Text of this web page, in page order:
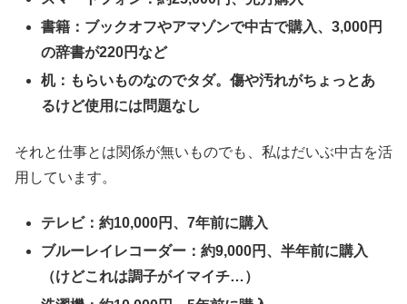
書籍：ブックオフやアマゾンで中古で購入、3,000円
の辞書が220円など
机：もらいものなのでタダ。傷や汚れがちょっとあ
るけど使用には問題なし
それと仕事とは関係が無いものでも、私はだいぶ中古を活
用しています。
テレビ：約10,000円、7年前に購入
ブルーレイレコーダー：約9,000円、半年前に購入
（けどこれは調子がイマイチ…）